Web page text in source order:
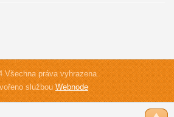
Všechna práva vyhrazena.
službouWebnode